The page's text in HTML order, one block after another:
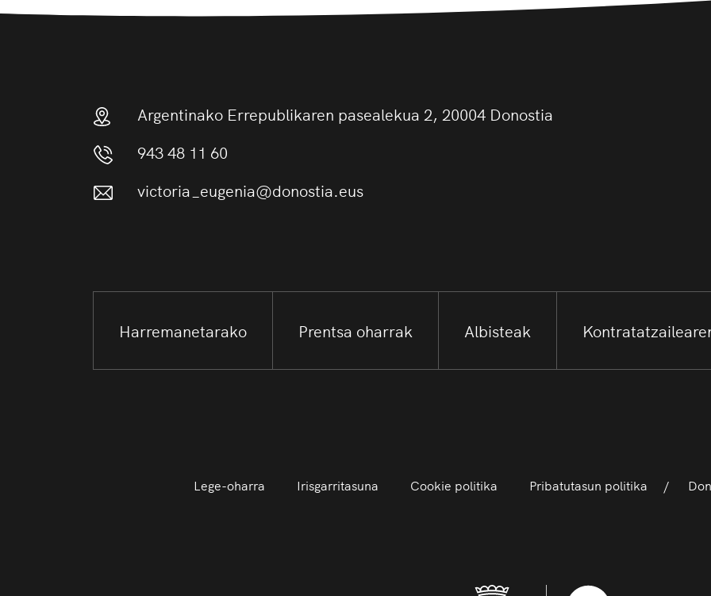
Argentinako Errepublikaren pasealekua 2, 20004 Donostia
943 48 11 60
victoria_eugenia@donostia.eus
Harremanetarako Prentsa oharrak Albisteak
Lege-oharra Irisgarritasuna Cookie politika Pribatutasun politika